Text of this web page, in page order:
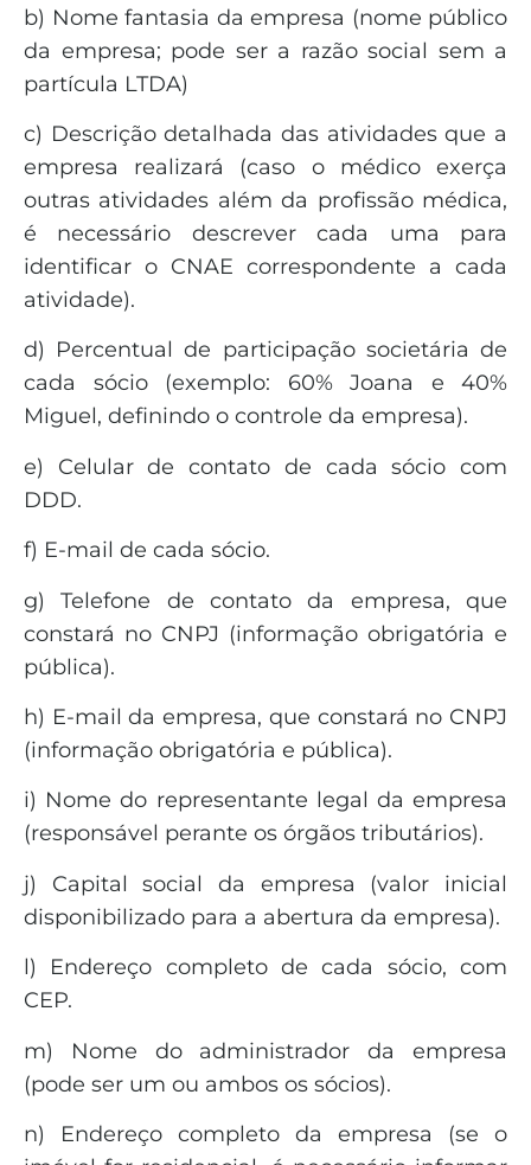
b) Nome fantasia da empresa (nome público
da empresa; pode ser a razão social sem a
partícula LTDA)
c) Descrição detalhada das atividades que a
empresa realizará (caso o médico exerça
outras atividades além da profissão médica,
é necessário descrever cada uma para
identificar o CNAE correspondente a cada
atividade).
d) Percentual de participação societária de
cada sócio (exemplo: 60% Joana e 40%
Miguel, definindo o controle da empresa).
e) Celular de contato de cada sócio com
DDD.
f) E-mail de cada sócio.
g) Telefone de contato da empresa, que
constará no CNPJ (informação obrigatória e
pública).
h) E-mail da empresa, que constará no CNPJ
(informação obrigatória e pública).
i) Nome do representante legal da empresa
(responsável perante os órgãos tributários).
j) Capital social da empresa (valor inicial
disponibilizado para a abertura da empresa).
l) Endereço completo de cada sócio, com
CEP.
m) Nome do administrador da empresa
(pode ser um ou ambos os sócios).
n) Endereço completo da empresa (se o